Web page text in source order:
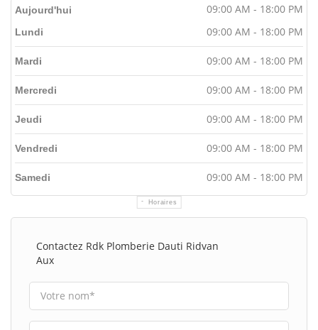
Aujourd'hui 09:00 AM - 18:00 PM
Horaires
Lundi 09:00 AM - 18:00 PM
Mardi 09:00 AM - 18:00 PM
Mercredi 09:00 AM - 18:00 PM
Jeudi 09:00 AM - 18:00 PM
Vendredi 09:00 AM - 18:00 PM
Samedi 09:00 AM - 18:00 PM
Contactez Rdk Plomberie Dauti Ridvan
Aux